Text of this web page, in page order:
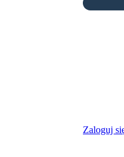
Zaloguj
la